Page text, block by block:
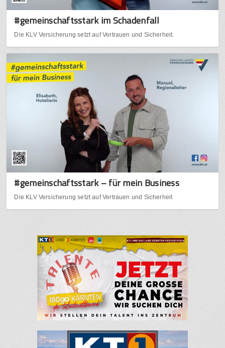
#gemeinschaftsstark im Schadenfall
Die KLV Versicherung setzt auf Vertrauen und Sicherheit.
#gemeinschaftsstark – für mein Business
Die KLV Versicherung setzt auf Vertrauen und Sicherheit